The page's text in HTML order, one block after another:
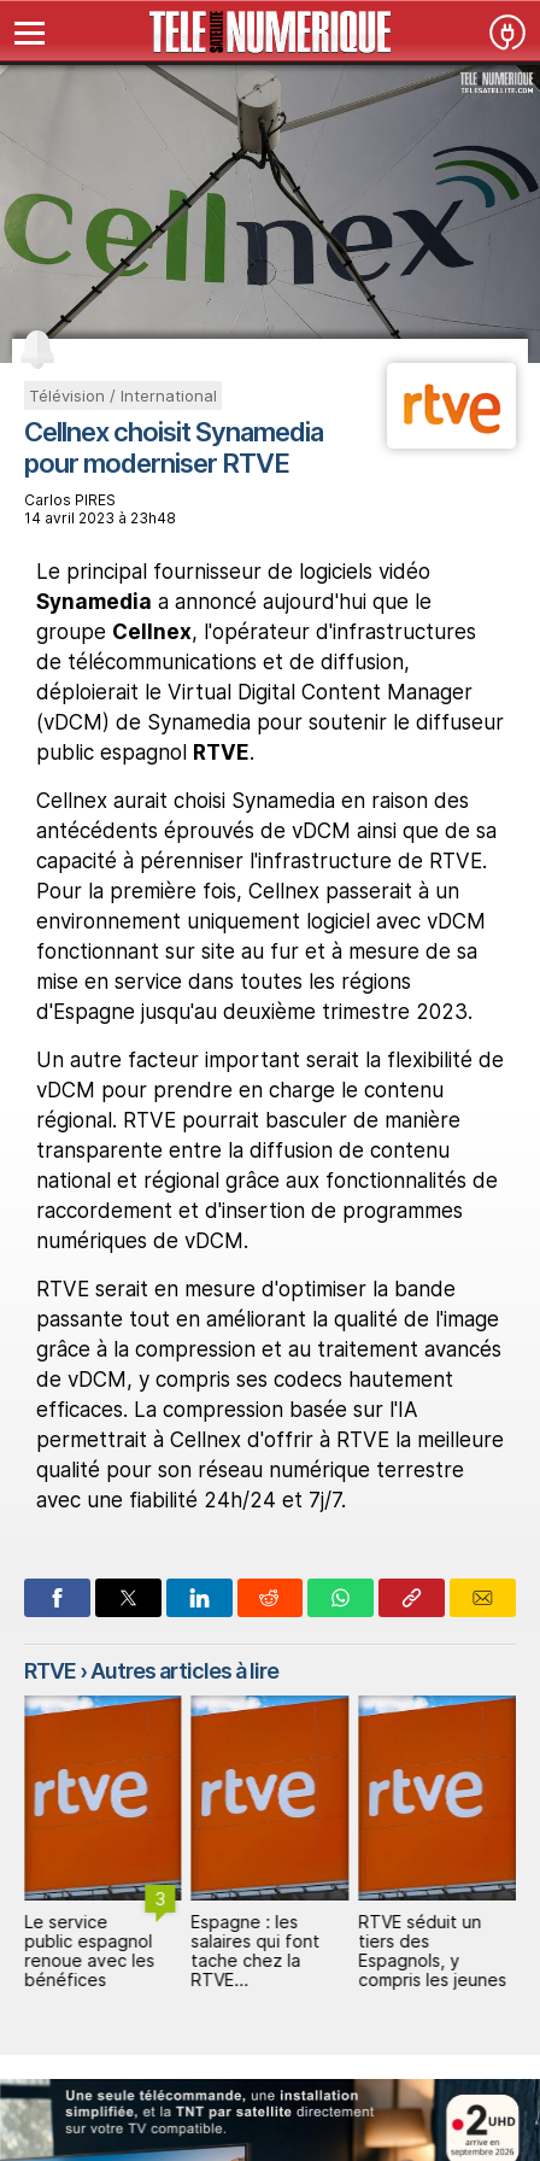
Télévision / International
Cellnex choisit Synamedia
pour moderniser RTVE
Carlos PIRES
14 avril 2023 à 23h48
Le principal fournisseur de logiciels vidéo
Synamedia a annoncé aujourd'hui que le
groupe Cellnex, l'opérateur d'infrastructures
de télécommunications et de diffusion,
déploierait le Virtual Digital Content Manager
(vDCM) de Synamedia pour soutenir le diffuseur
public espagnol
RTVE.
Cellnex aurait choisi Synamedia en raison des
antécédents éprouvés de vDCM ainsi que de sa
capacité à pérenniser l'infrastructure de RTVE.
Pour la première fois, Cellnex passerait à un
environnement uniquement logiciel avec vDCM
fonctionnant sur site au fur et à mesure de sa
mise en service dans toutes les régions
d'Espagne jusqu'au deuxième trimestre 2023.
Un autre facteur important serait la flexibilité de
vDCM pour prendre en charge le contenu
régional. RTVE pourrait basculer de manière
transparente entre la diffusion de contenu
national et régional grâce aux fonctionnalités de
raccordement et d'insertion de programmes
numériques de vDCM.
RTVE serait en mesure d'optimiser la bande
passante tout en améliorant la qualité de l'image
grâce à la compression et au traitement avancés
de vDCM, y compris ses codecs hautement
efficaces. La compression basée sur l'IA
permettrait à Cellnex d'offrir à RTVE la meilleure
qualité pour son réseau numérique terrestre
avec une fiabilité 24h/24 et 7j/7.
RTVE› Autres articles à lire
3
Le service
public espagnol
renoue avec les
bénéfices
Espagne : les
salaires qui font
tache chez la
RTVE...
RTVE séduit un
tiers des
Espagnols, y
compris les jeunes